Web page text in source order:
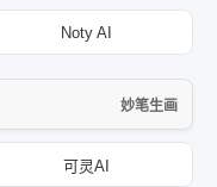
Noty AI
妙笔生画
可灵AI